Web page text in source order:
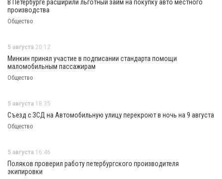
В Петербурге расширили льготный займ на покупку авто местного
производства
Общество
5 августа 20:12
Минкин принял участие в подписании стандарта помощи
маломобильным пассажирам
Общество
5 августа 18:35
Съезд с ЗСД на Автомобильную улицу перекроют в ночь на 9 августа
Общество
5 августа 16:46
Поляков проверил работу петербургского производителя
экипировки